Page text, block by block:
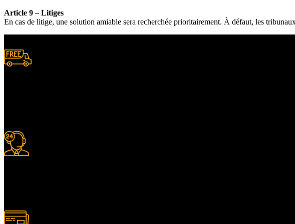
Article 9 – Litiges
En cas de litige, une solution amiable sera recherchée prioritairement. À défaut, les